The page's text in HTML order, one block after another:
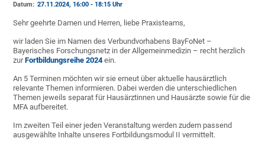
Datum: 27.11.2024, 16:00 - 18:15 Uhr
Sehr geehrte Damen und Herren, liebe Praxisteams,
wir laden Sie im Namen des Verbundvorhabens BayFoNet –
Bayerisches Forschungsnetz in der Allgemeinmedizin – recht herzlich
zurFortbildungsreihe 2024ein.
An 5 Terminen möchten wir sie erneut über aktuelle hausärztlich
relevante Themen informieren. Dabei werden die unterschiedlichen
Themen jeweils separat für Hausärztinnen und Hausärzte sowie für die
MFA aufbereitet.
Im zweiten Teil einer jeden Veranstaltung werden zudem passend
ausgewählte Inhalte unseres Fortbildungsmodul II vermittelt.